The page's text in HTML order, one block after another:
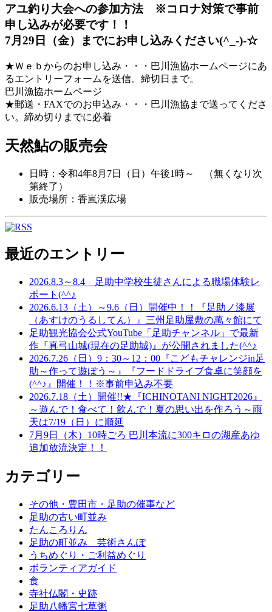
アユ釣り大会への参加方法 ※コロナ対策で事前
申し込みが必要です！！
7月29日（金）までにお申し込みください(^_-)-☆
★Ｗｅｂからのお申し込み・・・巴川漁協ホームページにあ
るエントリーフォームを送信。締切日まで。
巴川漁協ホームページ
★郵送・FAXでのお申込み・・・巴川漁協まで送ってくださ
い。締め切りまでに必着
天然鮎の販売会
日時：令和4年8月7日（日）午後1時～ （無くなり次
第終了）
販売場所：香嵐渓広場
最近のエントリー
2026.8.3～8.4 足助中学校生徒さんによる職場体験レ
ポート(^^♪
2026.6.13（土）～9.6（日）開催中！！『足助ノ漆展
（あすけのうるしてん）』三州足助屋敷の萬々館にて
足助観光協会公式YouTube「足助チャンネル」で最新
作『真弓山城(現在の足助城)』が公開されました(^^♪
2026.7.26（日）9：30～12：00『こどもチャレンジin足
助～作って遊ぼう～』『フードドライブ食卓に笑顔を
(^^♪』開催！！※事前申込み不要
2026.7.18（土）開催!!★『ICHINOTANI NIGHT2026』
～遊んで！食べて！飲んで！夏の思い出を作ろう～雨
天は7/19（日）に順延
7月9日（木）10時ごろ 巴川本流に300キロの湖産あゆ
追加放流決定！！
カテゴリー
その他・豊田市・足助の催事など
足助の古い町並み
たんころりん
足助の町並み 芸術さんぽ
うちめぐり・ご利益めぐり
ボランティアガイド
食
寺社仏閣・史跡
足助八幡宮七草粥